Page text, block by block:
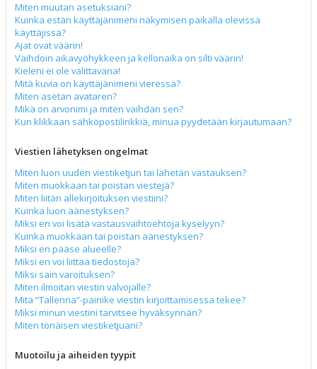
Miten muutan asetuksiani?
Kuinka estän käyttäjänimeni näkymisen paikalla olevissa
käyttäjissä?
Ajat ovat väärin!
Vaihdoin aikavyöhykkeen ja kellonaika on silti väärin!
Kieleni ei ole valittavana!
Mitä kuvia on käyttäjänimeni vieressä?
Miten asetan avataren?
Mikä on arvonimi ja miten vaihdan sen?
Kun klikkaan sähköpostilinkkiä, minua pyydetään kirjautumaan?
Viestien lähetyksen ongelmat
Miten luon uuden viestiketjun tai lähetän vastauksen?
Miten muokkaan tai poistan viestejä?
Miten liitän allekirjoituksen viestiini?
Kuinka luon äänestyksen?
Miksi en voi lisätä vastausvaihtoehtoja kyselyyn?
Kuinka muokkaan tai poistan äänestyksen?
Miksi en pääse alueelle?
Miksi en voi liittää tiedostoja?
Miksi sain varoituksen?
Miten ilmoitan viestin valvojalle?
Mitä “Tallenna”-painike viestin kirjoittamisessa tekee?
Miksi minun viestini tarvitsee hyväksynnän?
Miten tönäisen viestiketjuani?
Muotoilu ja aiheiden tyypit